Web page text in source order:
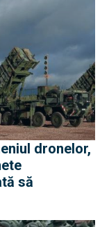
dronelor,
să